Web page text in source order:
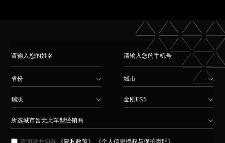
省份 城市
瑞沃 金刚ES5
所选城市暂无此车型经销商
请阅读并勾选 《隐私政策》 《个人信息授权与保护声明》